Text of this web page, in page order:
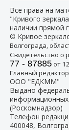
Все права на
"Кривого
наличии прямой
© Кривое
Волгограда,
Свидетельство о
77 - 87885от
Главный
ООО "ЕДКММ"
Выдано
информационных
(Роскомнадзор)
Телефон
400048,